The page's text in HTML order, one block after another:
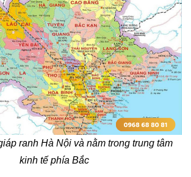
ranh Hà Nội và nằm trong trung tâm
kinh tế phía Bắc